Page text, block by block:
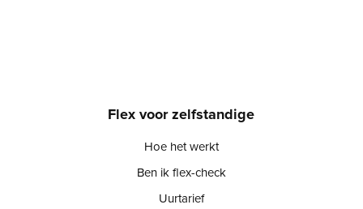
Flex voor zelfstandige
Hoe het werkt
Ben ik flex-check
Uurtarief